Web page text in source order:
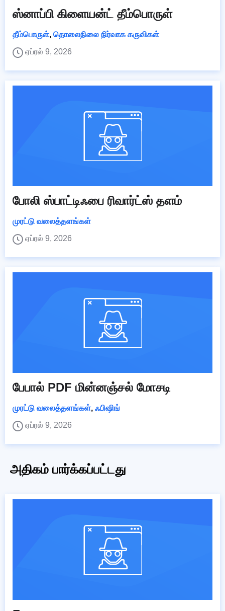
ஸ்னாப்பி கிளையன்ட் தீம்பொருள்
தீம்பொருள், தொலைநிலை நிர்வாக கருவிகள்
ஏப்ரல் 9, 2026
போலி ஸ்பாட்டிஃபை ரிவார்ட்ஸ் தளம்
முரட்டு வலைத்தளங்கள்
ஏப்ரல் 9, 2026
பேபால் PDF மின்னஞ்சல் மோசடி
முரட்டு வலைத்தளங்கள், ஃபிஷிங்
ஏப்ரல் 9, 2026
அதிகம் பார்க்கப்பட்டது